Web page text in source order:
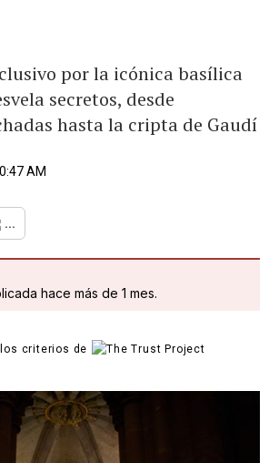
por la icónica basílica
secretos, desde
hasta la cripta de Gaudí
AM
...
hace más de 1 mes.
criterios de